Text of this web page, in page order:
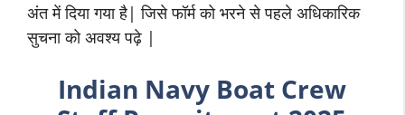
अंत में दिया गया है| जिसे फॉर्म को भरने से पहले अधिकारिक
सुचना को अवश्य पढ़े |
Indian Navy Boat Crew